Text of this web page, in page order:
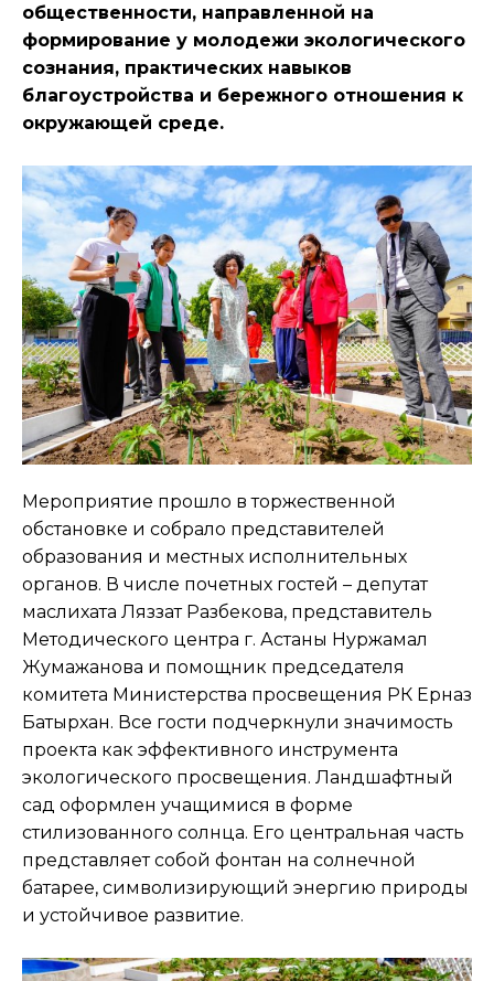
общественности, направленной на
формирование у молодежи экологического
сознания, практических навыков
благоустройства и бережного отношения к
окружающей среде.
Мероприятие прошло в торжественной
обстановке и собрало представителей
образования и местных исполнительных
органов. В числе почетных гостей – депутат
маслихата Ляззат Разбекова, представитель
Методического центра г. Астаны Нуржамал
Жумажанова и помощник председателя
комитета Министерства просвещения РК Ерназ
Батырхан. Все гости подчеркнули значимость
проекта как эффективного инструмента
экологического просвещения. Ландшафтный
сад оформлен учащимися в форме
стилизованного солнца. Его центральная часть
представляет собой фонтан на солнечной
батарее, символизирующий энергию природы
и устойчивое развитие.